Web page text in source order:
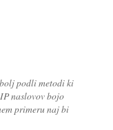
podli metodi ki
naslovov bojo
primeru naj bi